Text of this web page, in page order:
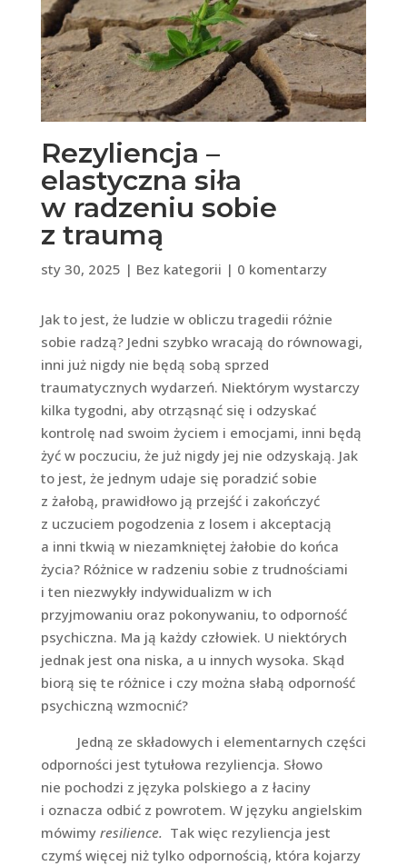
Rezyliencja –
elastyczna siła
w radzeniu sobie
z traumą
sty 30, 2025 | Bez kategorii | 0 komentarzy
Jak to jest, że ludzie w obliczu tragedii różnie
sobie radzą? Jedni szybko wracają do równowagi,
inni już nigdy nie będą sobą sprzed
traumatycznych wydarzeń. Niektórym wystarczy
kilka tygodni, aby otrząsnąć się i odzyskać
kontrolę nad swoim życiem i emocjami, inni będą
żyć w poczuciu, że już nigdy jej nie odzyskają. Jak
to jest, że jednym udaje się poradzić sobie
z żałobą, prawidłowo ją przejść i zakończyć
z uczuciem pogodzenia z losem i akceptacją
a inni tkwią w niezamkniętej żałobie do końca
życia? Różnice w radzeniu sobie z trudnościami
i ten niezwykły indywidualizm w ich
przyjmowaniu oraz pokonywaniu, to odporność
psychiczna. Ma ją każdy człowiek. U niektórych
jednak jest ona niska, a u innych wysoka. Skąd
biorą się te różnice i czy można słabą odporność
psychiczną wzmocnić?
Jedną ze składowych i elementarnych części
odporności jest tytułowa rezyliencja. Słowo
nie pochodzi z języka polskiego a z łaciny
i oznacza odbić z powrotem. W języku angielskim
mówimy resilience. Tak więc rezyliencja jest
czymś więcej niż tylko odpornością, która kojarzy